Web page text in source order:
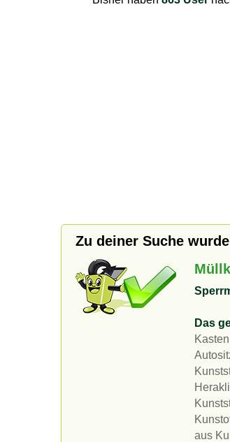
Zu deiner Suche
Das
aus